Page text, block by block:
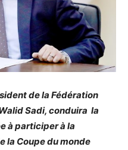
de la Fédération
Sadi, conduira la
à participer à la
la Coupe du monde